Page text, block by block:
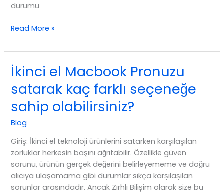
durumu
İkinci
Macbook
Pronuzu
Hemen
Satın
Alın!
Read More »
İkinci el Macbook Pronuzu
satarak kaç farklı seçeneğe
sahip olabilirsiniz?
Blog
Giriş: İkinci el teknoloji ürünlerini satarken karşılaşılan
zorluklar herkesin başını ağrıtabilir. Özellikle güven
sorunu, ürünün gerçek değerini belirleyememe ve doğru
alıcıya ulaşamama gibi durumlar sıkça karşılaşılan
sorunlar arasındadır. Ancak Zırhlı Bilişim olarak size bu